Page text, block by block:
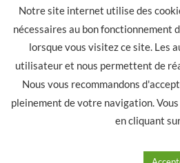
Notre site internet utilise des
nécessaires au bon fonctionnement
lorsque vous visitez ce site. Les
utilisateur et nous permettent de
Nous vous recommandons
pleinement de votre navigation.
en cliquant